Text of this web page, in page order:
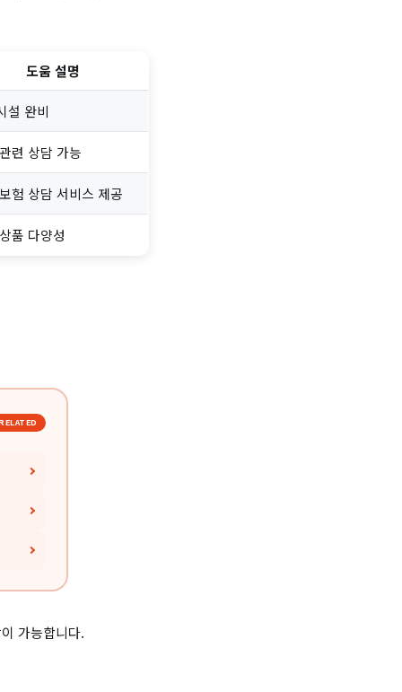
도움 설명
설 완비
련 상담 가능
험 상담 서비스 제공
품 다양성
가능합니다.